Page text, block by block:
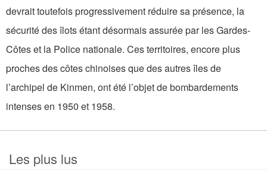
devrait toutefois progressivement réduire sa présence, la
sécurité des îlots étant désormais assurée par les Gardes-
Côtes et la Police nationale. Ces territoires, encore plus
proches des côtes chinoises que des autres îles de
l’archipel de Kinmen, ont été l’objet de bombardements
intenses en 1950 et 1958.
Les plus lus